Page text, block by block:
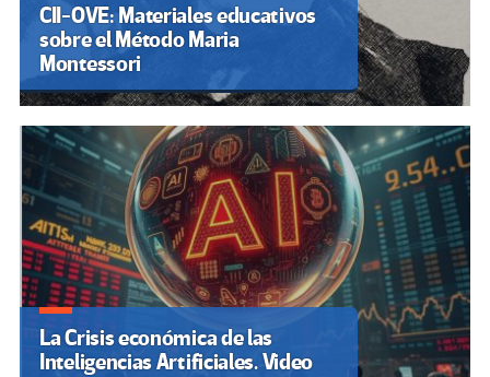
CII-OVE: Materiales educativos
sobre el Método Maria
Montessori
La Crisis económica de las
Inteligencias Artificiales. Video